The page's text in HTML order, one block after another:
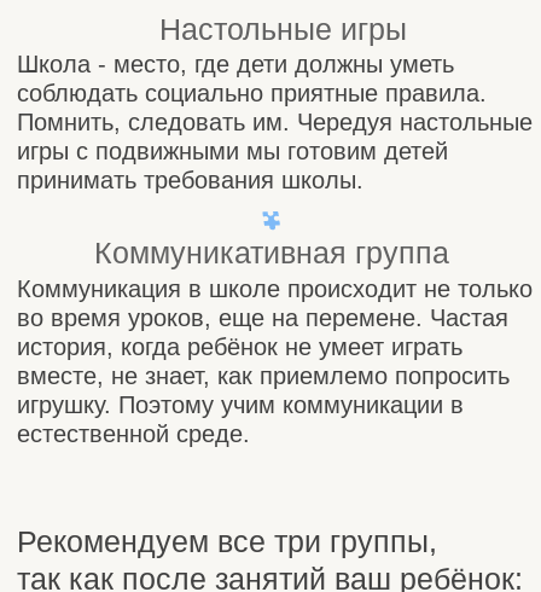
записаться
-Будет сидеть весь урок за столом и
выполнять четко инструкции учителя.
-Будет общаться со сверстниками на
перемене и потом на площадке.
-Начнет понимать и придерживаться
-Будет понимать общие инструкции: дети
встали, открываем 10-ую страницу, а
теперь иду в столовую и т.д.
-У Вас будет время на себя и общение с
другими позитивными и душевными
родителями, возможность обменяться
опытом.